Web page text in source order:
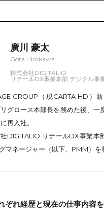
廣川 豪太
Gota Hirokawa
株式会社DIGITALIO
リテールDX事業本部 デジクル事
GROUP（現CARTA HD）
グロース本部長を務めた後、一
再入社。
DIGITALIO リテールDX事業本
マネージャー（以下、PMM）を
ぞれ経歴と現在の仕事内容